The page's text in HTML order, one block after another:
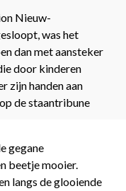
Nieuw-
was het
dan met aansteker
door kinderen
zijn handen aan
de staantribune
gegane
beetje mooier.
langs de glooiende